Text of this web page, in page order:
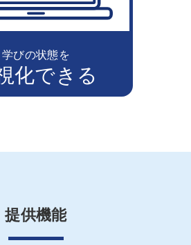
学びの状態を
化できる
提供機能